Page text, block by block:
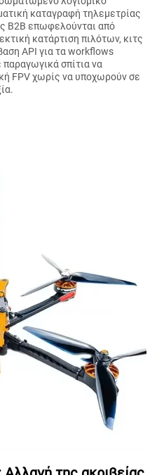
καταγραφή τηλεμετρίας
B2B επωφελούνται από
κατάρτιση πιλότων, κιτς
API για τα workflows
σπίτια να
FPV χωρίς να υποχωρούν σε